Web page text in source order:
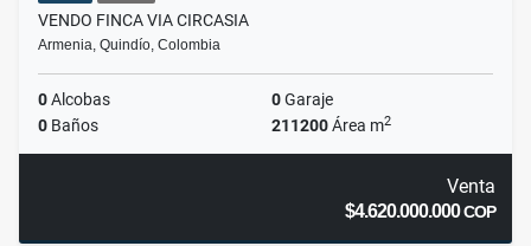
VENDO FINCA VIA CIRCASIA
Armenia, Quindío, Colombia
0Alcobas 0Garaje
0 Baños 211200Área m2
Venta
$4.620.000.000COP